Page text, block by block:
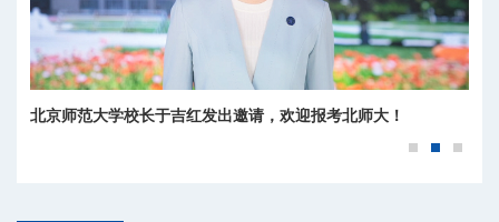
北京师范大学校长于吉红发出邀请，欢迎报考北师大！